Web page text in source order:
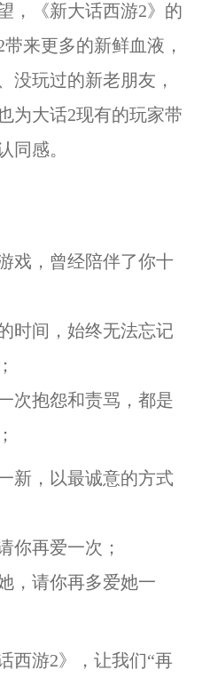
，《新大话西游2》的
来更多的新鲜血液，
没玩过的新老朋友，
为大话2现有的玩家带
同感。
，曾经陪伴了你十
间，始终无法忘记
抱怨和责骂，都是
，以最诚意的方式
再爱一次；
请你再多爱她一
游2》，让我们“再